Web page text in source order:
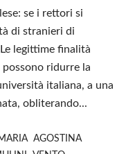
se i rettori si
di stranieri di
legittime finalità
possono ridurre la
italiana, a una
obliterando...
AGOSTINA